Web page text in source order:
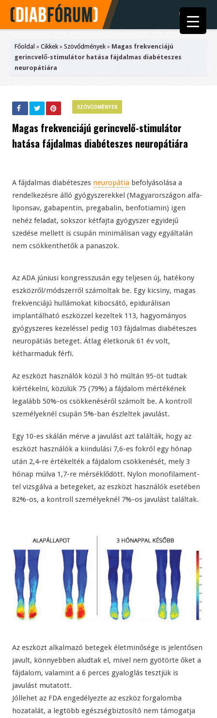
Főoldal » Cikkek » Szövődmények » Magas frekvenciájú
gerincvelő-stimulátor hatása fájdalmas diabéteszes
neuropátiára
SZÖVŐDMÉNYEK
Magas frekvenciájú gerincvelő-stimulátor
hatása fájdalmas diabéteszes neuropátiára
A fájdalmas diabéteszes neuropátia befolyásolása a
rendelkezésre álló gyógyszerekkel (Magyarországon alfa-
liponsav, gabapentin, pregabalin, benfotiamin) igen
nehéz feladat, sokszor kétfajta gyógyszer egyidejű
szedése mellett is csupán minimálisan vagy egyáltalán
nem csökkenthetők a panaszok.
Az ADA júniusi kongresszusán egy teljesen új, hatékony
eszközről/módszerről számoltak be. Egy kicsiny, magas
frekvenciájú hullámokat kibocsátó, epidurálisan
implantálható eszközzel kezeltek 113, hagyományos
gyógyszeres kezeléssel pedig 103 fájdalmas diabéteszes
neuropátiás beteget. Átlag életkoruk 61 év volt,
kétharmaduk férfi.
Az eszközt használók közül 3 hó múltán 95-öt tudtak
kiértékelni, közülük 75 (79%) a fájdalom mértékének
legalább 50%-os csökkenéséről számolt be. A kontroll
személyeknél csupán 5%-ban észleltek javulást.
Egy 10-es skálán mérve a javulást azt találták, hogy az
eszközt használók a kiindulási 7,6-es fokról egy hónap
után 2,4-re értékelték a fájdalom csökkenését, mely 3
hónap múlva 1,7-re mérséklődött. Nylon monofilament-
tel vizsgálva a betegeket, az eszközt használók esetében
82%-os, a kontroll személyeknél 7%-os javulást találtak.
Az eszközt alkalmazó betegek életminősége is jelentősen
javult, könnyebben aludtak el, mivel nem gyötörte őket a
fájdalom, valamint a 6 perces gyaloglás tesztjük is
javulást mutatott.
Jóllehet az FDA engedélyezte az eszköz forgalomba
hozatalát, a legtöbb egészségbiztosító nem támogatja